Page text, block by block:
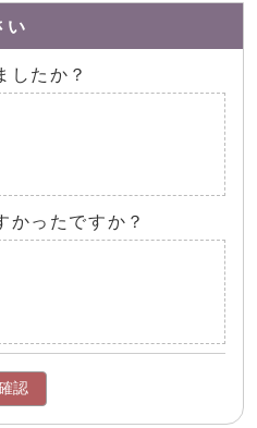
い
したか？
かったですか？
認